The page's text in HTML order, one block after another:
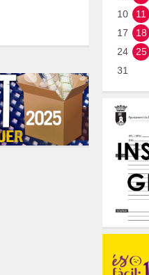
10
11
17
18
24
25
31